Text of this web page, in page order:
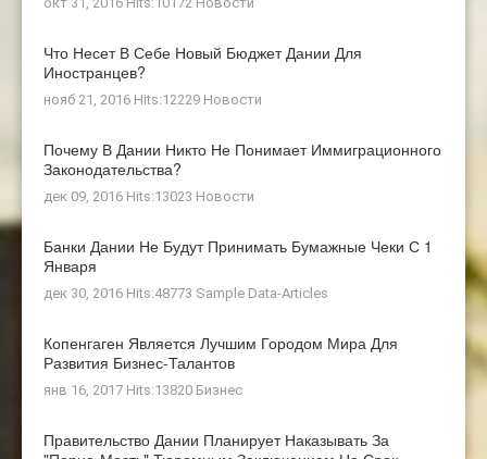
Что Несет В Себе Новый Бюджет Дании Для
Иностранцев?
нояб 21, 2016 Hits:12229 Новости
Почему В Дании Никто Не Понимает Иммиграционного
Законодательства?
дек 09, 2016 Hits:13023 Новости
Банки Дании Не Будут Принимать Бумажные Чеки С 1
Января
дек 30, 2016 Hits:48773 Sample Data-Articles
Копенгаген Является Лучшим Городом Мира Для
Развития Бизнес-Талантов
янв 16, 2017 Hits:13820 Бизнес
Правительство Дании Планирует Наказывать За